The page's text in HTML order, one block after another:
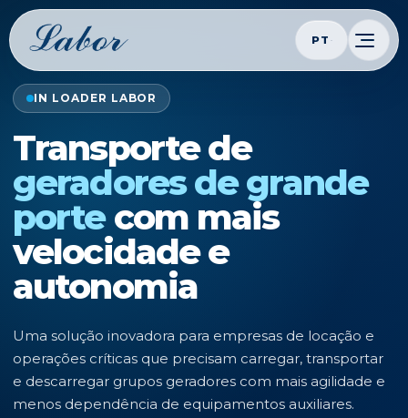
PT
IN LOADER LABOR
Transporte de
geradores de grande
portecom mais
velocidade e
autonomia
Uma solução inovadora para empresas de locação e
operações críticas que precisam carregar, transportar
e descarregar grupos geradores com mais agilidade e
menos dependência de equipamentos auxiliares.